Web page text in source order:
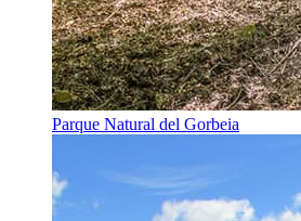
Parque Natural del Gorbeia